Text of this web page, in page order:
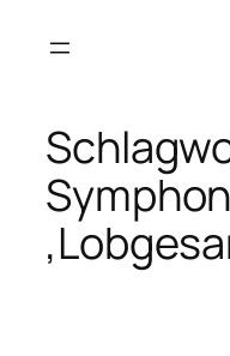
Inhalt